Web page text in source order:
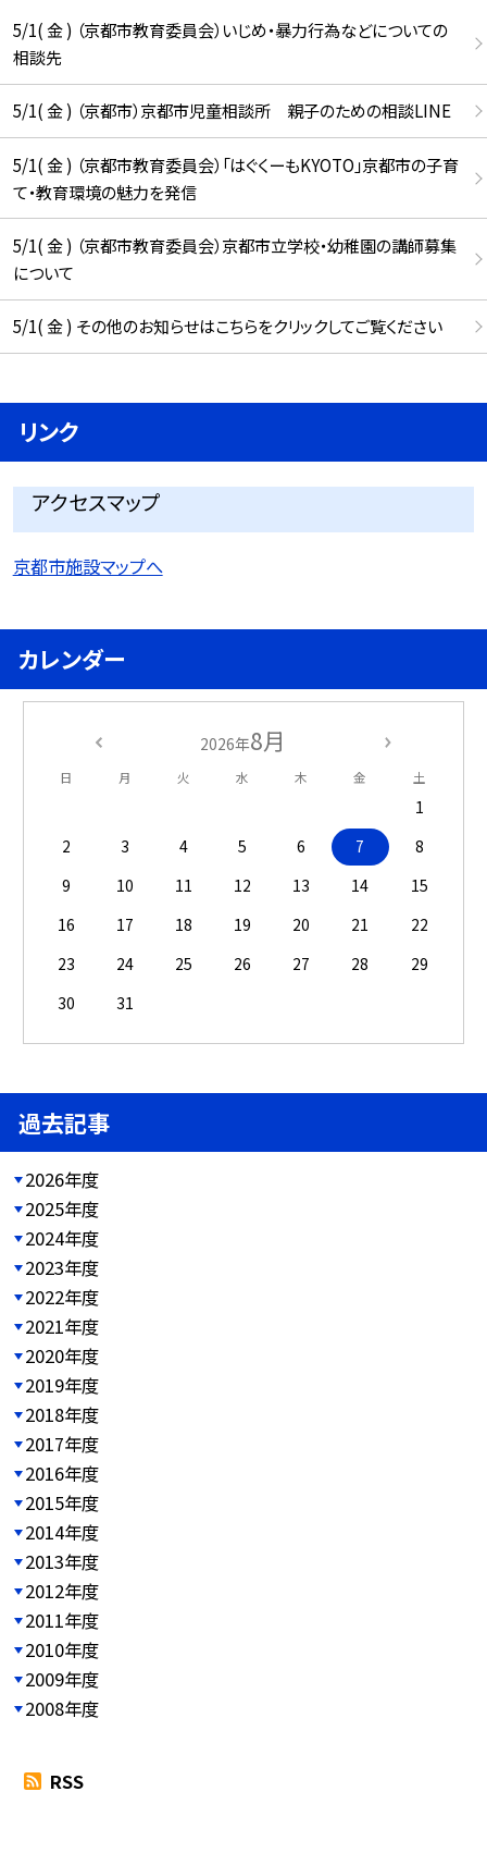
5/1( 金 ) （京都市教育委員会）いじめ・暴力行為などについての
相談先
5/1( 金 ) （京都市）京都市児童相談所 親子のための相談LINE
5/1( 金 ) （京都市教育委員会）「はぐくーもKYOTO」京都市の子育
て・教育環境の魅力を発信
5/1( 金 ) （京都市教育委員会）京都市立学校・幼稚園の講師募集
について
5/1( 金 ) その他のお知らせはこちらをクリックしてご覧ください
リンク
アクセスマップ
京都市施設マップへ
カレンダー
2026年8月
日 月 火 水 木 金 土
1
2
3 4 5 6 7
8
9
10 11 12 13 14
15
16
17 18 19 20 21
22
23
24 25 26 27 28
29
30
31
過去記事
2026年度
2025年度
2024年度
2023年度
2022年度
2021年度
2020年度
2019年度
2018年度
2017年度
2016年度
2015年度
2014年度
2013年度
2012年度
2011年度
2010年度
2009年度
2008年度
RSS